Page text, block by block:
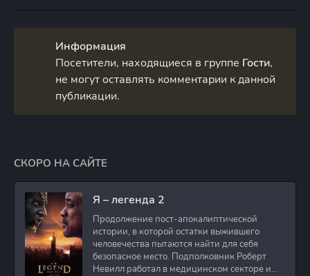
Информация
Посетители, находящиеся в группе Гости,
не могут оставлять комментарии к данной
публикации.
СКОРО НА САЙТЕ
Я – легенда 2
Продолжение пост-апокалиптической
истории, в которой остатки выжившего
человечества пытаются найти для себя
безопасное место. Подполковник Роберт
Невилл работал в медицинском секторе и